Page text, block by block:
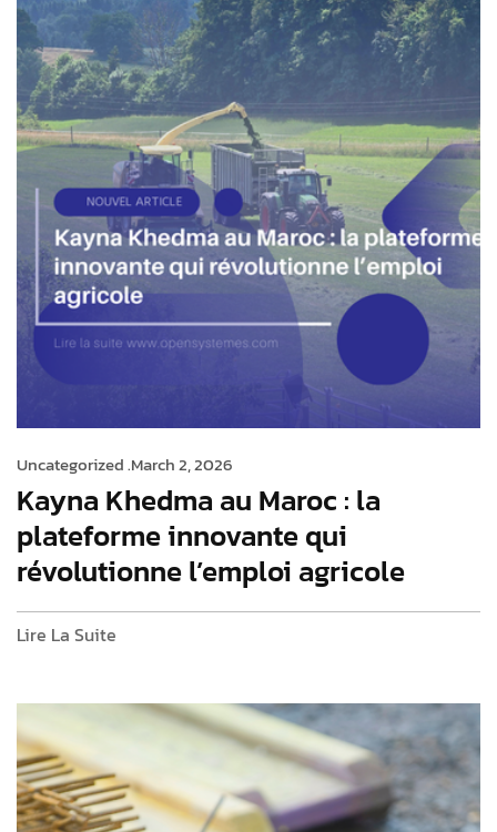
Uncategorized .March 2, 2026
Kayna Khedma au Maroc : la
plateforme innovante qui
révolutionne l’emploi agricole
Lire La Suite